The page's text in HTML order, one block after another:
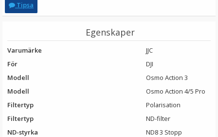
Tipsa
Egenskaper
Varumärke
JJC
För
DJI
Modell
Osmo Action 3
Modell
Osmo Action 4/5 Pro
Filtertyp
Polarisation
Filtertyp
ND-filter
ND-styrka
ND8 3 Stopp